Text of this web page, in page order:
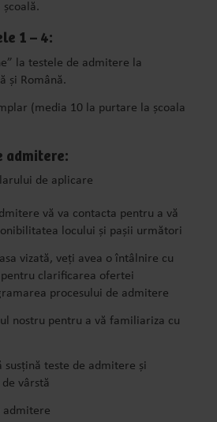
1 – 4:
la testele de admitere la
și Română.
(media 10 la purtare la școala
admitere:
de aplicare
vă va contacta pentru a vă
locului și pașii următori
vizată, veți avea o întâlnire cu
clarificarea ofertei
procesului de admitere
nostru pentru a vă familiariza cu
susțină teste de admitere și
vârstă
admitere